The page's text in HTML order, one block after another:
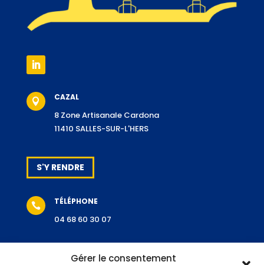
Gérer le consentement
 CAZAL
8 Zone Artisanale Cardona
11410 SALLES-SUR-L'HERS
S'Y RENDRE
 TÉLÉPHONE
04 68 60 30 07